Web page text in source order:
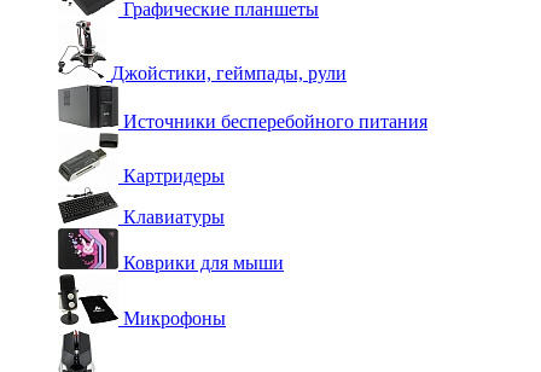
Графические планшеты
Джойстики, геймпады, рули
Источники бесперебойного питания
Картридеры
Клавиатуры
Коврики для мыши
Микрофоны